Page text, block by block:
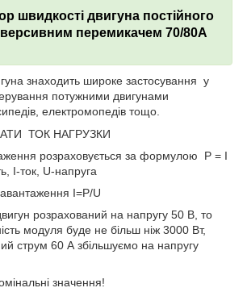
швидкості двигуна постійного
перемикачем 70/80A
знаходить широке застосування у
потужними двигунами
електромопедів тощо.
ТОК НАГРУЗКИ
розраховується за формулою P = I
I-ток, U-напруга
I=P/U
розрахований на напругу 50 В, то
модуля буде не більш ніж 3000 Вт,
струм 60 А збільшуємо на напругу
значення!